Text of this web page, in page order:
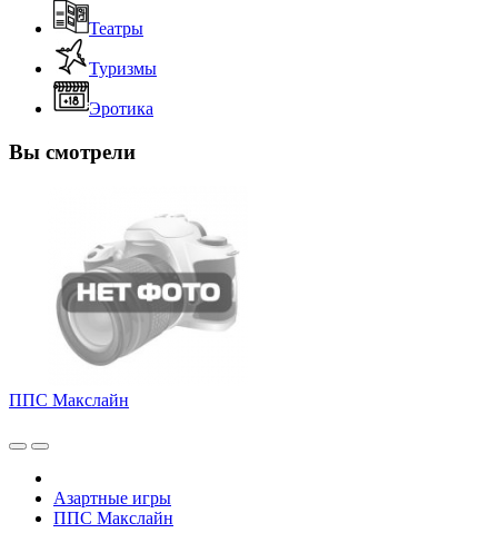
Театры
Туризмы
Эротика
Вы смотрели
ППС Макслайн
Азартные игры
ППС Макслайн